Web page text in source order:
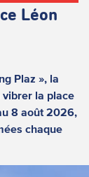
Léon
Plaz », la
vibrer la place
8 août 2026,
chaque